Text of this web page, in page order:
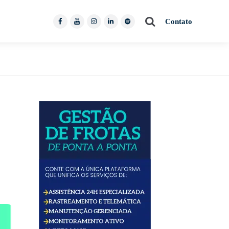
Pesquisar
Contato